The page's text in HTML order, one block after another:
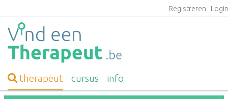
Registreren
therapeut cursus info